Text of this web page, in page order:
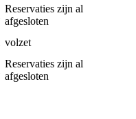
Reservaties zijn al
afgesloten
volzet
Reservaties zijn al
afgesloten